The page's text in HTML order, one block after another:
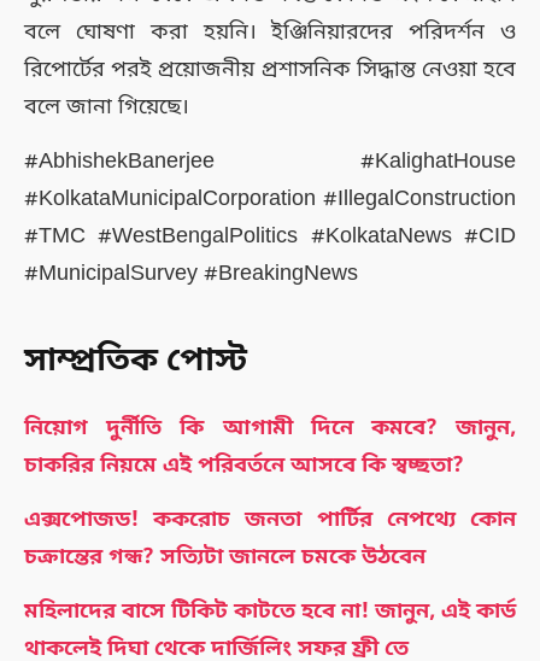
বলে ঘোষণা করা হয়নি। ইঞ্জিনিয়ারদের পরিদর্শন ও
রিপোর্টের পরই প্রয়োজনীয় প্রশাসনিক সিদ্ধান্ত নেওয়া হবে
বলে জানা গিয়েছে।
#AbhishekBanerjee #KalighatHouse
#KolkataMunicipalCorporation #IllegalConstruction
#TMC #WestBengalPolitics #KolkataNews #CID
#MunicipalSurvey #BreakingNews
সাম্প্রতিক পোস্ট
নিয়োগ দুর্নীতি কি আগামী দিনে কমবে? জানুন,
চাকরির নিয়মে এই পরিবর্তনে আসবে কি স্বচ্ছতা?
এক্সপোজড! ককরোচ জনতা পার্টির নেপথ্যে কোন
চক্রান্তের গন্ধ? সত্যিটা জানলে চমকে উঠবেন
মহিলাদের বাসে টিকিট কাটতে হবে না! জানুন, এই কার্ড
থাকলেই দিঘা থেকে দার্জিলিং সফর ফ্রী তে